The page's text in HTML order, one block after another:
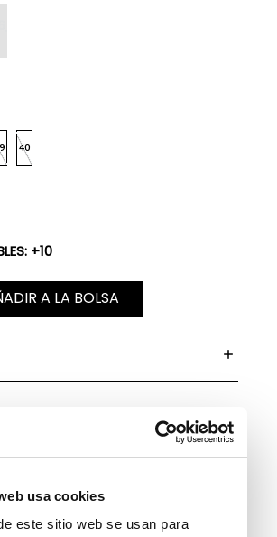
usa cookies
este sitio web se usan para
40
+10
A LA BOLSA
Y DEVOLUCIONES